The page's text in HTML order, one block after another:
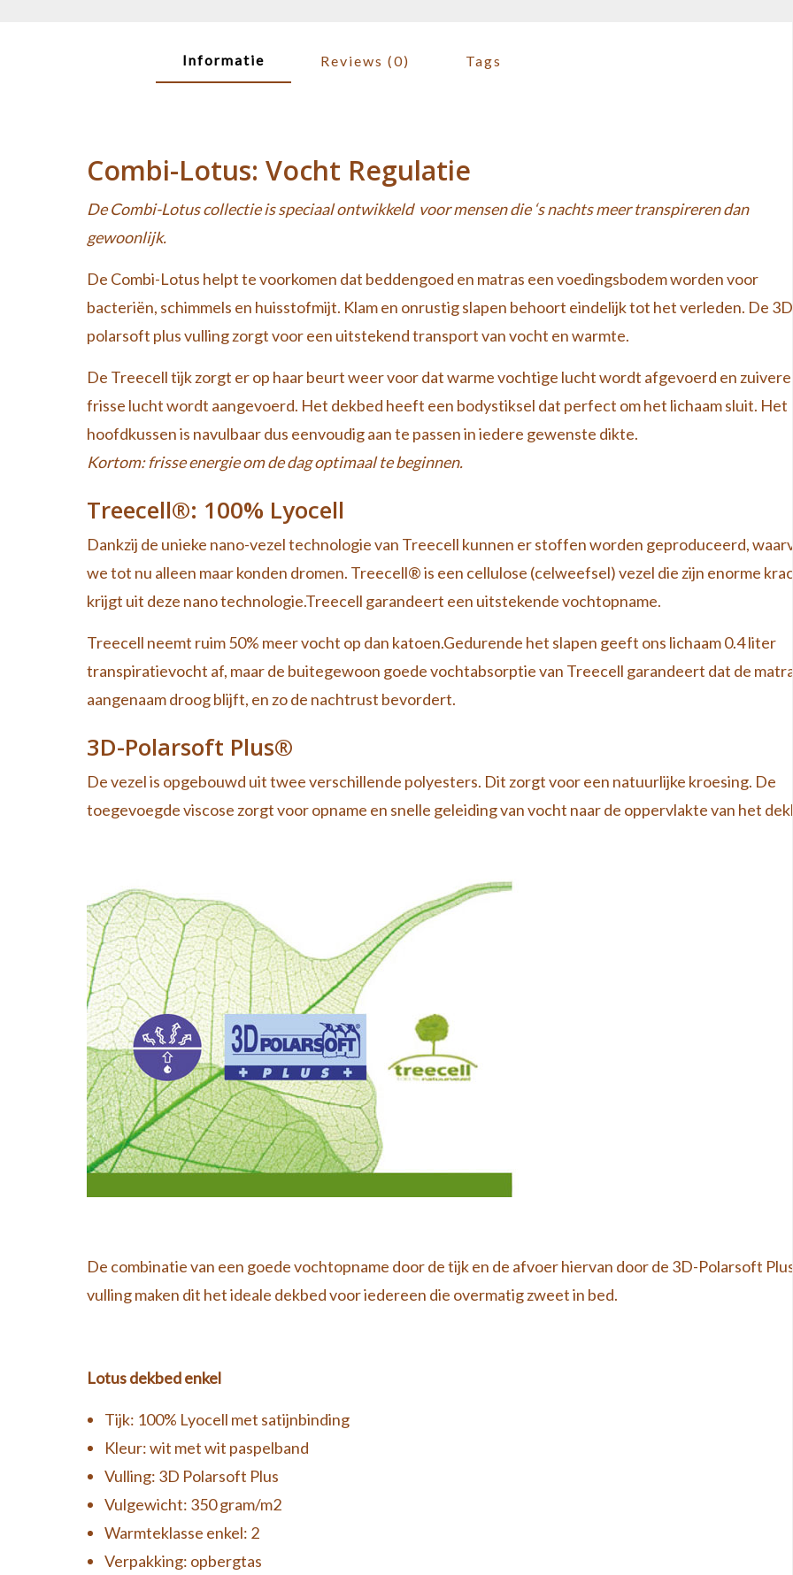
Informatie Reviews (0) Tags
Combi-Lotus: Vocht Regulatie
De Combi-Lotus collectie is speciaal ontwikkeld voor mensen die ‘s nachts meer transpireren dan
gewoonlijk.
De Combi-Lotus helpt te voorkomen dat beddengoed en matras een voedingsbodem worden voor
bacteriën, schimmels en huisstofmijt. Klam en onrustig slapen behoort eindelijk tot het verleden. De 3D
polarsoft plus vulling zorgt voor een uitstekend transport van vocht en warmte.
De Treecell tijk zorgt er op haar beurt weer voor dat warme vochtige lucht wordt afgevoerd en zuivere
frisse lucht wordt aangevoerd. Het dekbed heeft een bodystiksel dat perfect om het lichaam sluit. Het
hoofdkussen is navulbaar dus eenvoudig aan te passen in iedere gewenste dikte.
Kortom: frisse energie om de dag optimaal te beginnen.
Treecell®: 100% Lyocell
Dankzij de unieke nano-vezel technologie van Treecell kunnen er stoffen worden geproduceerd,
we tot nu alleen maar konden dromen. Treecell® is een cellulose (celweefsel) vezel die zijn enorme
krijgt uit deze nano technologie.Treecell garandeert een uitstekende vochtopname.
Treecell neemt ruim 50% meer vocht op dan katoen.Gedurende het slapen geeft ons lichaam 0.4 liter
transpiratievocht af, maar de buitegewoon goede vochtabsorptie van Treecell garandeert dat de
aangenaam droog blijft, en zo de nachtrust bevordert.
3D-Polarsoft Plus®
De vezel is opgebouwd uit twee verschillende polyesters. Dit zorgt voor een natuurlijke kroesing. De
toegevoegde viscose zorgt voor opname en snelle geleiding van vocht naar de oppervlakte van het
De combinatie van een goede vochtopname door de tijk en de afvoer hiervan door de 3D-Polarsoft
vulling maken dit het ideale dekbed voor iedereen die overmatig zweet in bed.
Lotus dekbed enkel
Tijk: 100% Lyocell met satijnbinding
Kleur: wit met wit paspelband
Vulling: 3D Polarsoft Plus
Vulgewicht: 350 gram/m2
Warmteklasse enkel: 2
Verpakking: opbergtas